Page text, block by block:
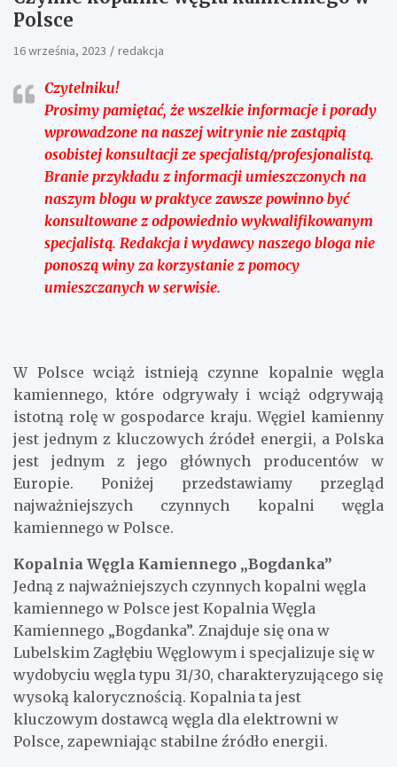
Polsce
16 września, 2023 redakcja
Czytelniku!
Prosimy pamiętać, że wszelkie informacje i porady
wprowadzone na naszej witrynie nie zastąpią
osobistej konsultacji ze specjalistą/profesjonalistą.
Branie przykładu z informacji umieszczonych na
naszym blogu w praktyce zawsze powinno być
konsultowane z odpowiednio wykwalifikowanym
specjalistą. Redakcja i wydawcy naszego bloga nie
ponoszą winy za korzystanie z pomocy
umieszczanych w serwisie.
W Polsce wciąż istnieją czynne kopalnie węgla
kamiennego, które odgrywały i wciąż odgrywają
istotną rolę w gospodarce kraju. Węgiel kamienny
jest jednym z kluczowych źródeł energii, a Polska
jest jednym z jego głównych producentów w
Europie. Poniżej przedstawiamy przegląd
najważniejszych czynnych kopalni węgla
kamiennego w Polsce.
Kopalnia Węgla Kamiennego „Bogdanka”
Jedną z najważniejszych czynnych kopalni węgla
kamiennego w Polsce jest Kopalnia Węgla
Kamiennego „Bogdanka”. Znajduje się ona w
Lubelskim Zagłębiu Węglowym i specjalizuje się w
wydobyciu węgla typu 31/30, charakteryzującego się
wysoką kalorycznością. Kopalnia ta jest
kluczowym dostawcą węgla dla elektrowni w
Polsce, zapewniając stabilne źródło energii.